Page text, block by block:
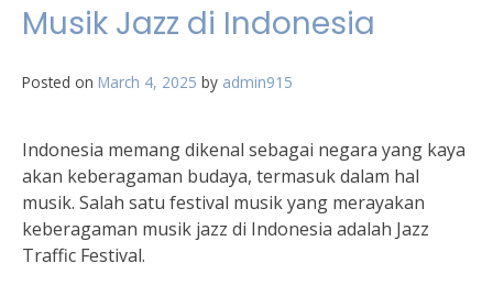
Musik Jazz di Indonesia
Posted on March 4, 2025 by admin915
Indonesia memang dikenal sebagai negara yang kaya
akan keberagaman budaya, termasuk dalam hal
musik. Salah satu festival musik yang merayakan
keberagaman musik jazz di Indonesia adalah Jazz
Traffic Festival.